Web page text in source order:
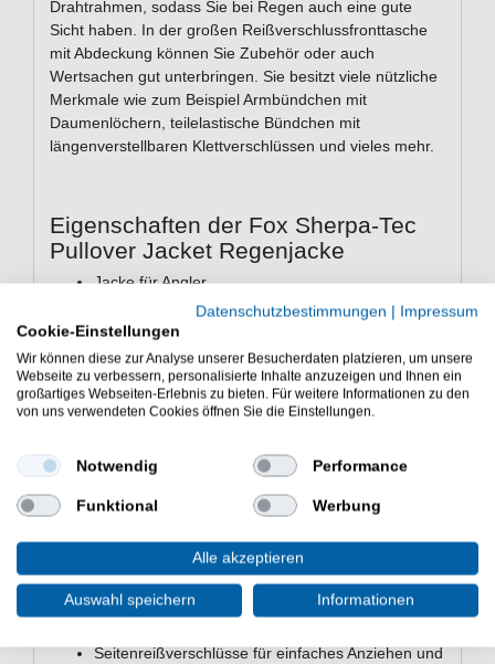
Drahtrahmen, sodass Sie bei Regen auch eine gute
Sicht haben. In der großen Reißverschlussfronttasche
mit Abdeckung können Sie Zubehör oder auch
Wertsachen gut unterbringen. Sie besitzt viele nützliche
Merkmale wie zum Beispiel Armbündchen mit
Daumenlöchern, teilelastische Bündchen mit
längenverstellbaren Klettverschlüssen und vieles mehr.
Eigenschaften der Fox Sherpa-Tec
Pullover Jacket Regenjacke
Jacke für Angler
wasserdicht mit 10,000mm Wassersäule
atmungsaktiv mit 3,000g/m2 pro 24h
winddicht
Sherpa Thermal Performance Fleeceinnenfutter
versiegelte Nähte
wasserdichter Hauptreißverschluss
Komplett verstellbare Kapuze mit Drahtrahmen
Große Reißverschlussfronttasche mit Abdeckung
Seitentaschen für die Hände mit Sherpafleece-
Fütterung
Neoprenarmbündchen mit Daumenlöchern
Teilelastische Bündchen mit längenverstellbaren
Klettverschlüssen
Seitenreißverschlüsse für einfaches Anziehen und
Datenschutzbestimmungen | Impressum
Cookie-Einstellungen
Wir können diese zur Analyse unserer Besucherdaten platzieren, um unsere
Webseite zu verbessern, personalisierte Inhalte anzuzeigen und Ihnen ein
großartiges Webseiten-Erlebnis zu bieten. Für weitere Informationen zu den
von uns verwendeten Cookies öffnen Sie die Einstellungen.
Notwendig Performance
Funktional Werbung
Alle akzeptieren
Auswahl speichern Informationen